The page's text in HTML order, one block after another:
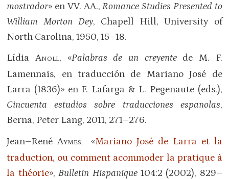
mostrador» en VV. AA.,Romance Studies Presented to
William Morton Dey, Chapell Hill, University of
North Carolina, 1950, 15–18.
Lídia ANOLL, «Palabras de un creyentede M. F.
Lamennais, en traducción de Mariano José de
Larra (1836)» en F. Lafarga & L. Pegenaute (eds.),
Cincuenta estudios sobre traducciones espanolas,
Berna, Peter Lang, 2011, 271–276.
Jean–René AYMES,«Mariano José de Larra et la
traduction, ou comment acommoder la pratique à
la théorie»,Bulletin Hispanique104:2 (2002), 829–